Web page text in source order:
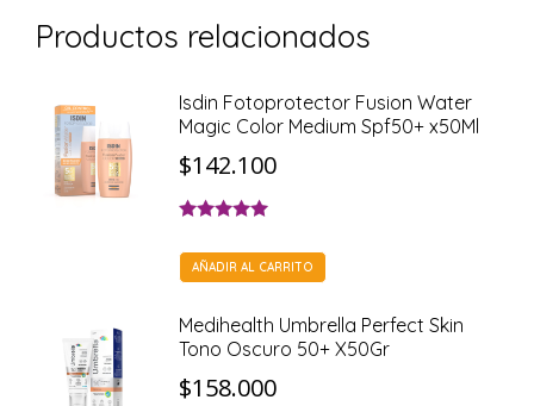
Productos relacionados
Isdin Fotoprotector Fusion Water
Magic Color Medium Spf50+ x50Ml
$142.100
5.00de 5
AÑADIR AL CARRITO
Medihealth Umbrella Perfect Skin
Tono Oscuro 50+ X50Gr
$158.000